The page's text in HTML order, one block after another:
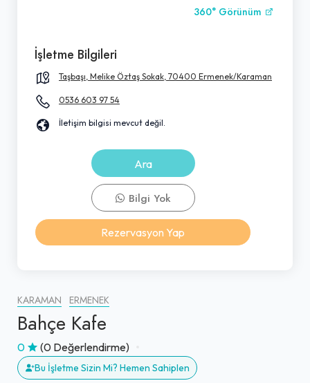
KARAMAN ERMENEK
Bahçe Kafe
0 (0 Değerlendirme)
Bu İşletme Sizin Mi? Hemen Sahiplen
360° Görünüm
İşletme Bilgileri
Taşbaşı, Melike Öztaş Sokak, 70400 Ermenek/Karaman
0536 603 97 54
İletişim bilgisi mevcut değil.
Ara
Bilgi Yok
Rezervasyon Yap